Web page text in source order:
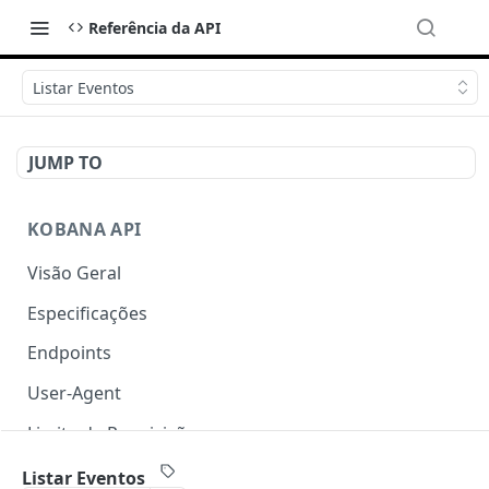
Referência da API
Listar Eventos
JUMP TO
KOBANA API
Visão Geral
Especificações
Endpoints
User-Agent
Limite de Requisições
Autenticação
Listar Eventos